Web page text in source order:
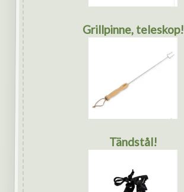
Grillpinne, teleskop!
Tändstål!